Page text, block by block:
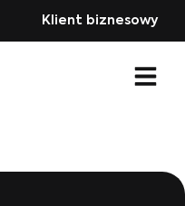
Klient biznesowy